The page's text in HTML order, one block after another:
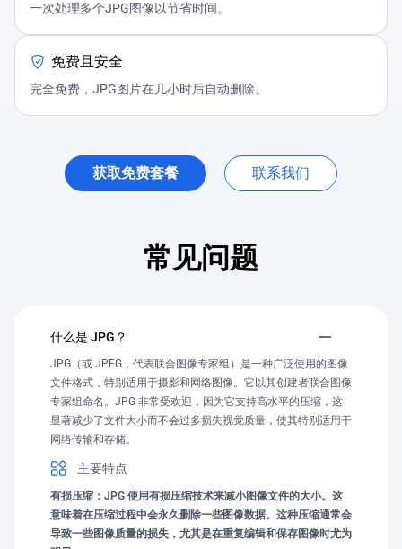
一次处理多个JPG图像以节省时间。
免费且安全
完全免费，JPG图片在几小时后自动删除。
获取免费套餐 联系我们
常见问题
什么是 JPG？
JPG（或 JPEG，代表联合图像专家组）是一种广泛使用的图像
文件格式，特别适用于摄影和网络图像。它以其创建者联合图像
专家组命名。JPG 非常受欢迎，因为它支持高水平的压缩，这
显著减少了文件大小而不会过多损失视觉质量，使其特别适用于
网络传输和存储。
主要特点
有损压缩：JPG 使用有损压缩技术来减小图像文件的大小。这
意味着在压缩过程中会永久删除一些图像数据。这种压缩通常会
导致一些图像质量的损失，尤其是在重复编辑和保存图像时尤为